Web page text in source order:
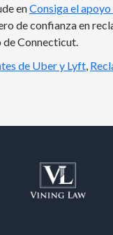
enConsiga el
de confianza en
Connecticut.
de Uber y Lyft